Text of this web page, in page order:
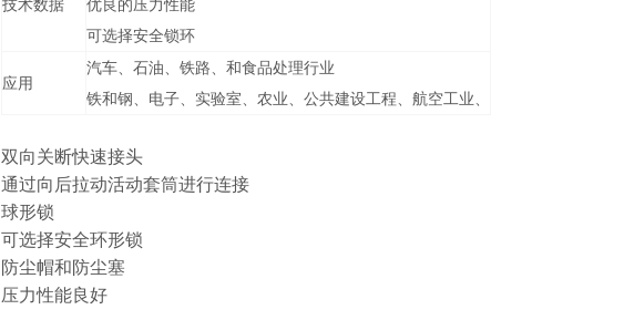
技术数据
优良的压力性能
可选择安全锁环
应用
汽车、石油、铁路、和食品处理行业
铁和钢、电子、实验室、农业、公共建设工程、航空工业、
双向关断快速接头
通过向后拉动活动套筒进行连接
球形锁
可选择安全环形锁
防尘帽和防尘塞
压力性能良好